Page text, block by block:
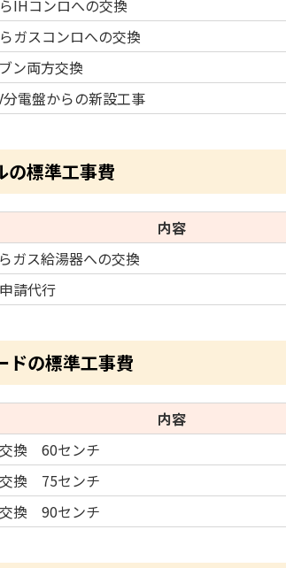
IHコンロへの交換
ガスコンロへの交換
ン両方交換
電盤からの新設工事
の標準工事費
内容
ガス給湯器への交換
請代行
ドの標準工事費
内容
換 60センチ
換 75センチ
換 90センチ